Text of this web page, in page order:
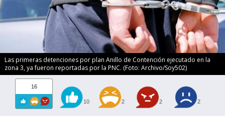
Las primeras detenciones por plan Anillo de Contención ejecutado en la
zona 3, ya fueron reportadas por la PNC. (Foto: Archivo/Soy502)
16
10 2 2 2